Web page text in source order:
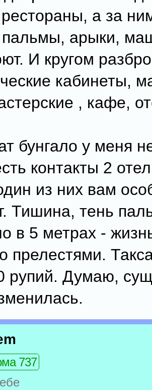
рестораны, а за
арыки,
И кругом
кабинеты,
, кафе,
бунгало у меня
контакты 2
из них вам
Тишина, тень
в 5 метрах -
прелестями.
рупий. Думаю,
737